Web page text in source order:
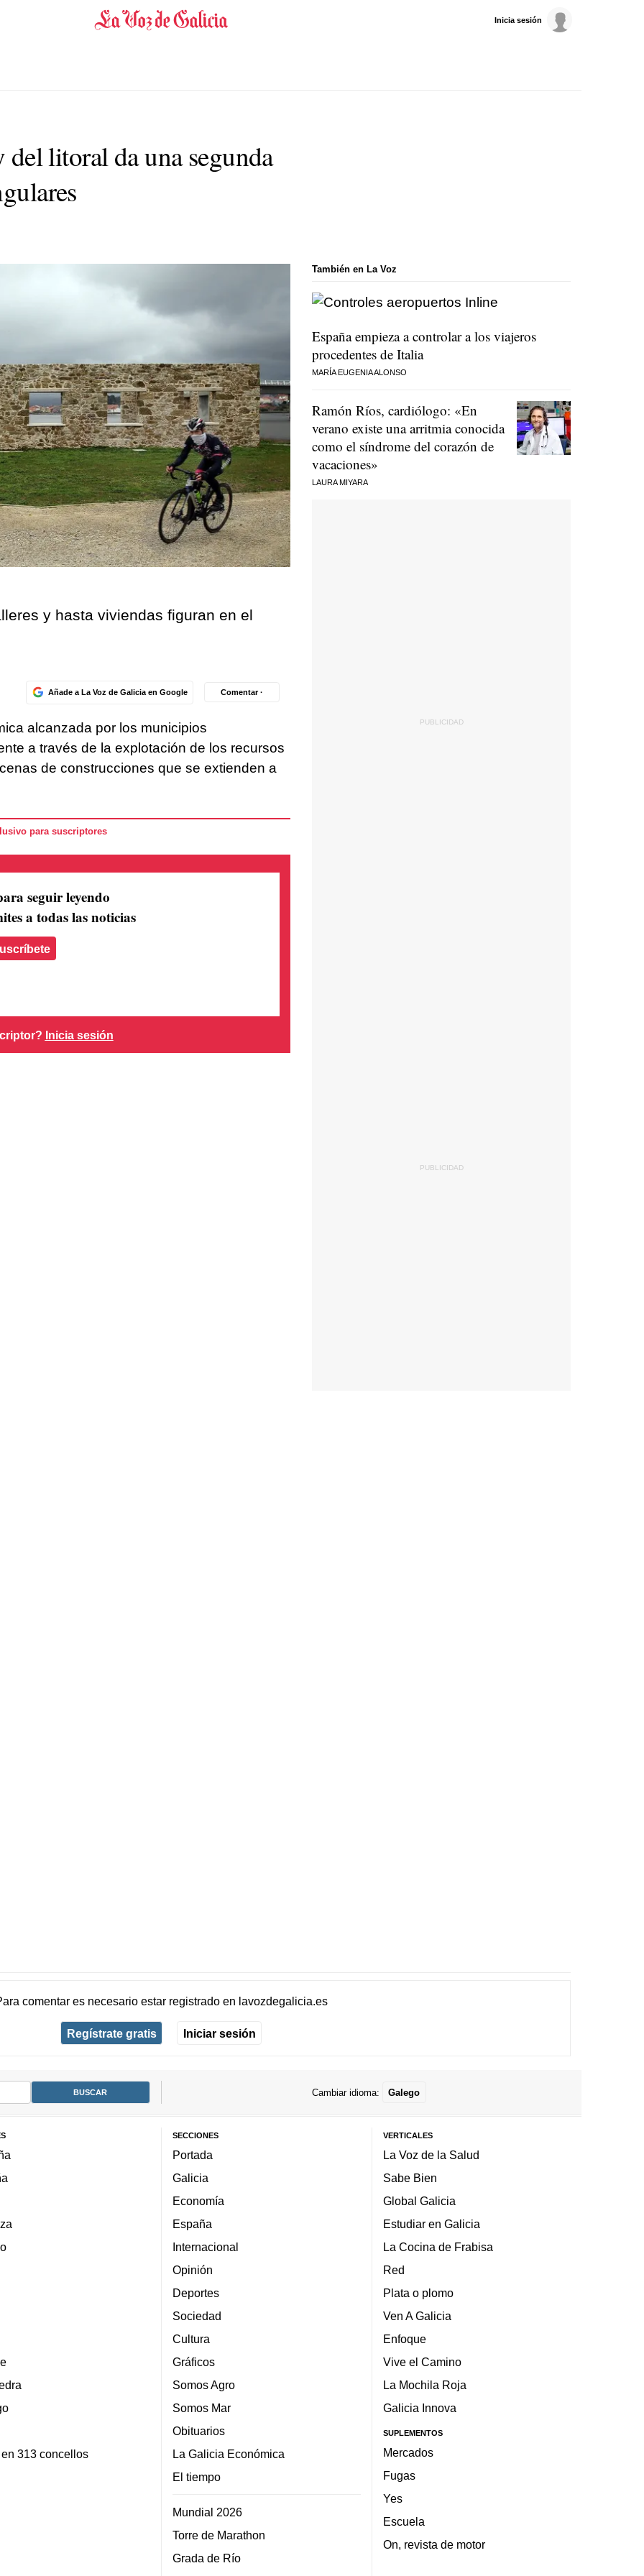
Inicia sesión
del litoral da una segunda
y hasta viviendas figuran en el
Añade a La Voz de Galicia en Google Comentar ·
alcanzada por los municipios
a través de la explotación de los recursos
de construcciones que se extienden a
para suscriptores
seguir leyendo
a todas las noticias
Inicia sesión
También en La Voz
España empieza a controlar a los viajeros
procedentes de Italia
MARÍA EUGENIA ALONSO
Ramón Ríos, cardiólogo: «En
verano existe una arritmia conocida
como el síndrome del corazón de
vacaciones»
LAURA MIYARA
comentar es necesario estar registradoen lavozdegalicia.es
Regístrate gratis Iniciar sesión
Cambiar idioma: Galego
313 concellos
SECCIONES
Portada
Galicia
Economía
España
Internacional
Opinión
Deportes
Sociedad
Cultura
Gráficos
Somos Agro
Somos Mar
Obituarios
La Galicia Económica
El tiempo
Mundial 2026
Torre de Marathon
Grada de Río
VERTICALES
La Voz de la Salud
Sabe Bien
Global Galicia
Estudiar en Galicia
La Cocina de Frabisa
Red
Plata o plomo
Ven A Galicia
Enfoque
Vive el Camino
La Mochila Roja
Galicia Innova
SUPLEMENTOS
Mercados
Fugas
Yes
Escuela
On, revista de motor